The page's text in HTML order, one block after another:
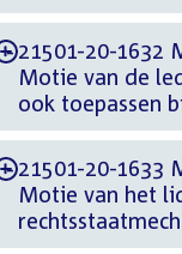
-21501-20-1632
Motie van de
ook toepassen
-21501-20-1633
Motie van het